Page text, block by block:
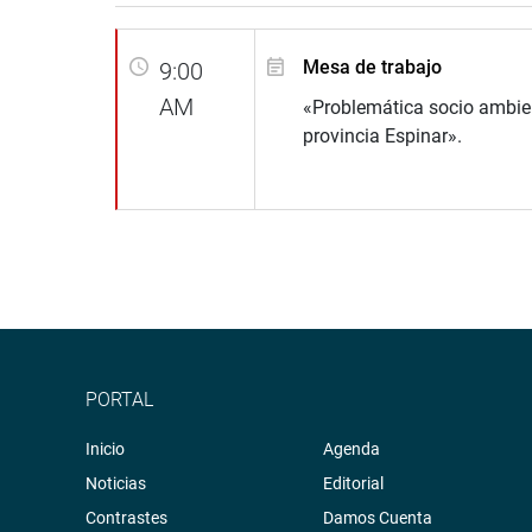
9:00
AM
Mesa de trabajo
«Problemática socio
provincia Espinar».
PORTAL
Inicio
Noticias
Contrastes
Agenda
Editorial
Damos Cuenta